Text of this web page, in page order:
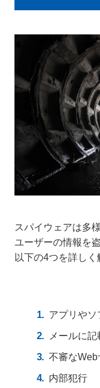
スパイウェアは多
ユーザーの情報を
以下の4つを詳しく
アプリやソ
メールに
不審なWeb
内部犯行